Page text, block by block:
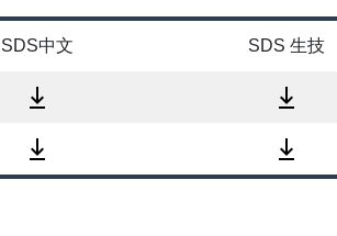
SDS中文 SDS 生技